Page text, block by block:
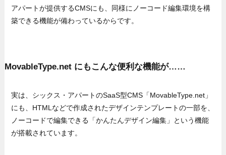
アパートが提供するCMSにも、同様にノーコード編集環境を構
築できる機能が備わっているからです。
MovableType.net にもこんな便利な機能が……
実は、シックス・アパートのSaaS型CMS「MovableType.net」
にも、HTMLなどで作成されたデザインテンプレートの一部を、
ノーコードで編集できる「かんたんデザイン編集」という機能
が搭載されています。